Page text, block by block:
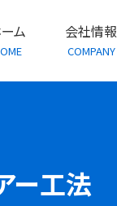
ム 会社情報
COMPANY
ー工法